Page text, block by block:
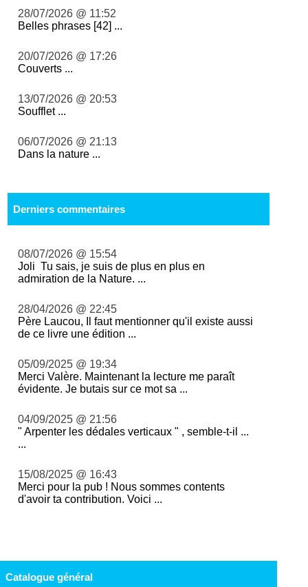
28/07/2026 @ 11:52
Belles phrases [42] ...
20/07/2026 @ 17:26
Couverts ...
13/07/2026 @ 20:53
Soufflet ...
06/07/2026 @ 21:13
Dans la nature ...
Derniers commentaires
08/07/2026 @ 15:54
Joli Tu sais, je suis de plus en plus en
admiration de la Nature. ...
28/04/2026 @ 22:45
Père Laucou, Il faut mentionner qu'il existe aussi
de ce livre une édition ...
05/09/2025 @ 19:34
Merci Valère. Maintenant la lecture me paraît
évidente. Je butais sur ce mot sa ...
04/09/2025 @ 21:56
" Arpenter les dédales verticaux " , semble-t-il ...
...
15/08/2025 @ 16:43
Merci pour la pub ! Nous sommes contents
d'avoir ta contribution. Voici ...
Catalogue général